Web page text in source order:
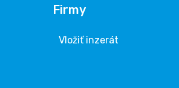
Firmy
Vložiť inzerát